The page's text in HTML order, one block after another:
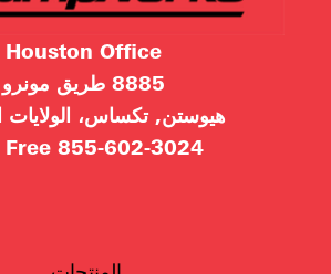
Houston Office
8885 طريق مونرو
هيوستن, تكساس، الولايات
855-602-3024
Toll Free